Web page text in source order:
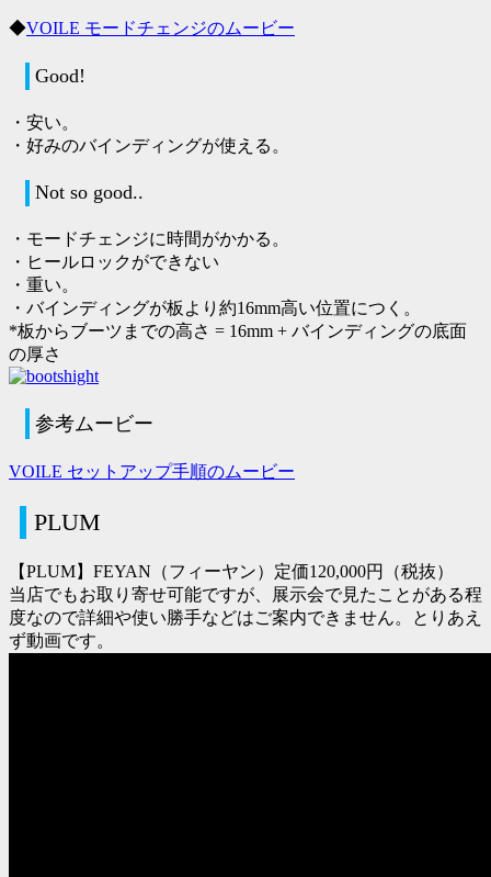
◆VOILE モードチェンジのムービー
Good!
・安い。
・好みのバインディングが使える。
Not so good..
・モードチェンジに時間がかかる。
・ヒールロックができない
・重い。
・バインディングが板より約16mm高い位置につく。
*板からブーツまでの高さ = 16mm + バインディングの底面
の厚さ
参考ムービー
VOILE セットアップ手順のムービー
PLUM
【PLUM】FEYAN（フィーヤン）定価120,000円（税抜）
当店でもお取り寄せ可能ですが、展示会で見たことがある程
度なので詳細や使い勝手などはご案内できません。とりあえ
ず動画です。